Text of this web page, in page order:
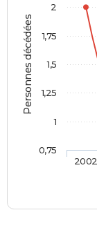
Personnes décédées
2002
0,75
1
1,25
1,5
1,75
2